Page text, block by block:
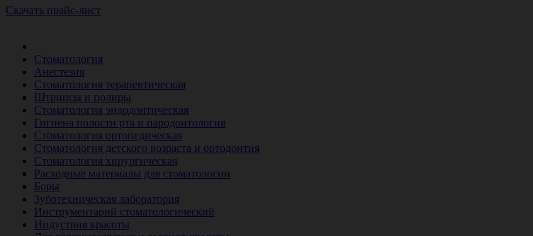
Скачать прайс-лист
Стоматология
Анестезия
Стоматология терапевтическая
Штрипсы и полиры
Стоматология эндодонтическая
Гигиена полости рта и пародонтология
Стоматология ортопедическая
Стоматология детского возраста и ортодонтия
Стоматология хирургическая
Расходные материалы для стоматологии
Боры
Зуботехническая лаборатория
Инструментарий стоматологический
Индустрия красоты